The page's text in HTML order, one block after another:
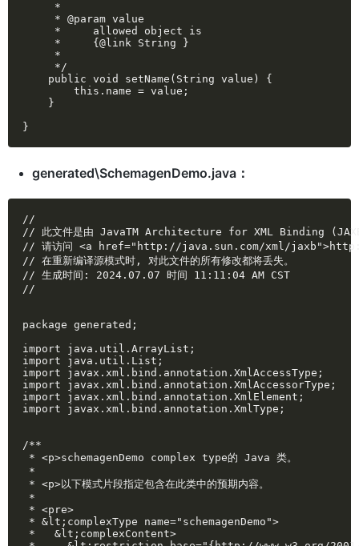
*
* @param value
*     allowed object is
*     {@link String }
*
*/
public void setName(String value) {
this.name = value;
}
}
generated\SchemagenDemo.java：
//
// 此文件是由 JavaTM Architecture for XML Binding
// 请访问 <a href="http://java.sun.com/xml/
// 在重新编译源模式时, 对此文件的所有修改都将丢失。
// 生成时间: 2024.07.07 时间 11:11:04 AM CST
//
package generated;
import java.util.ArrayList;
import java.util.List;
import javax.xml.bind.annotation.XmlAccessType;
import javax.xml.bind.annotation.XmlAccessorType;
import javax.xml.bind.annotation.XmlElement;
import javax.xml.bind.annotation.XmlType;
/**
* <p>schemagenDemo complex type的 Java 类。
*
* <p>以下模式片段指定包含在此类中的预期内容。
*
* <pre>
* &lt;complexType name="schemagenDemo">
*   &lt;complexContent>